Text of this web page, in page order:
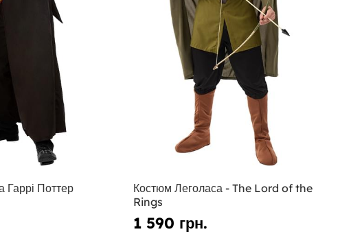
Гаррі Поттер
Костюм Леголаса - The Lord of the
Rings
1 590 грн.